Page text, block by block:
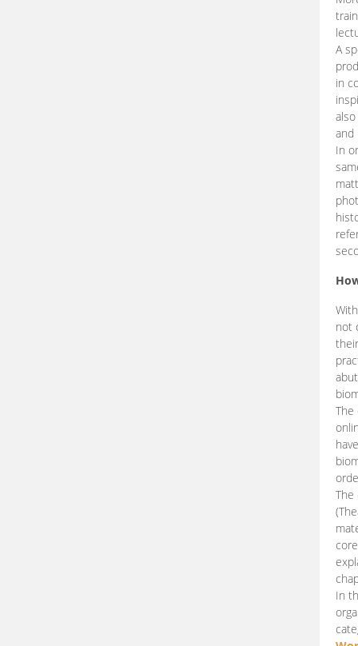
A
in
and
In
not
The
In